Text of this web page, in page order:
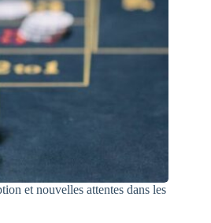
et nouvelles attentes dans les